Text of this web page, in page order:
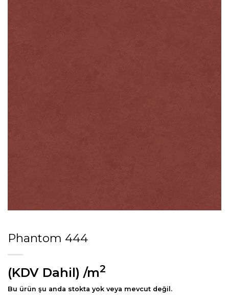
Phantom 444
(KDV Dahil) /m2
Bu ürün şu anda stokta yok veya mevcut değil.